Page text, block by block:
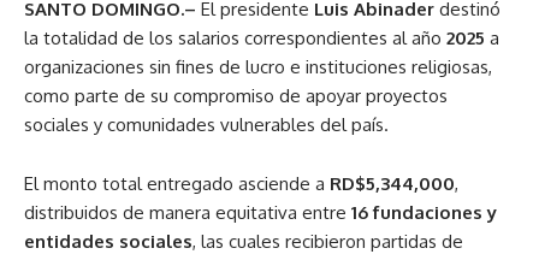
SANTO DOMINGO.– El presidente Luis Abinader destinó
la totalidad de los salarios correspondientes al año 2025 a
organizaciones sin fines de lucro e instituciones religiosas,
como parte de su compromiso de apoyar proyectos
sociales y comunidades vulnerables del país.
El monto total entregado asciende a RD$5,344,000,
distribuidos de manera equitativa entre 16 fundaciones y
entidades sociales, las cuales recibieron partidas de